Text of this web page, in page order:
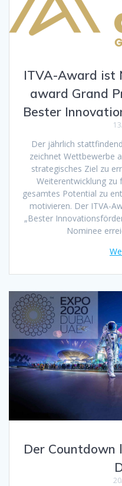
ITVA-Award ist
award Grand
Bester
Der jährlich
zeichnet Wettbewerbe
strategisches Ziel zu
Weiterentwicklung zu
gesamtes Potential zu
motivieren. Der ITVA-
„Bester
Nominee
Der Countdown